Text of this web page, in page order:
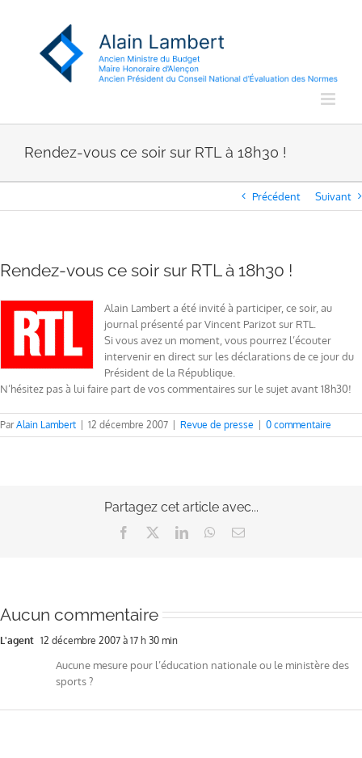
Rendez-vous ce soir sur RTL à 18h30 !
Précédent Suivant
Rendez-vous ce soir sur RTL à 18h30 !
Alain Lambert a été invité à participer, ce soir, au
journal présenté par Vincent Parizot sur RTL.
Si vous avez un moment, vous pourrez l’écouter
intervenir en direct sur les déclarations de ce jour du
Président de la République.
N’hésitez pas à lui faire part de vos commentaires sur le sujet avant 18h30!
ParAlain Lambert 12 décembre 2007 Revue de presse 0 commentaire
Partagez cet article avec...
Facebook LinkedInWhatsApp
Email
Aucun commentaire
L'agent 12 décembre 2007 à 17 h 30 min
Aucune mesure pour l’éducation nationale ou le ministère des
sports ?